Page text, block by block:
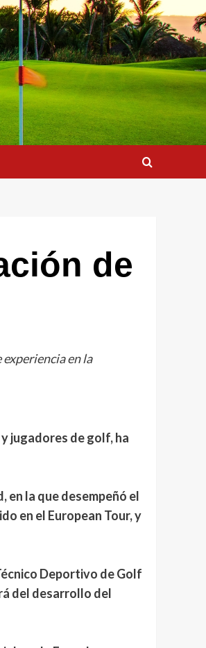
de
en la
jugadores de golf, ha
en la que desempeñó el
en el European Tour, y
Deportivo de Golf
del desarrollo del